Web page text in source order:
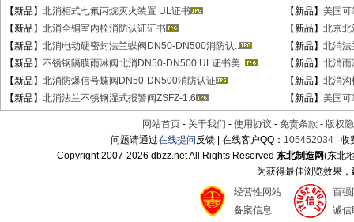
【新品】 北消柜式七氟丙烷灭火装置 UL证书 【新品】 美国可
【新品】 北消全铜室内栓消防认证证书 【新品】 北京
【新品】 北消电动硬密封法兰蝶阀DN50-DN500消防认.. 【新品】 北消法
【新品】 不锈钢隔膜雨淋阀北消DN50-DN500 UL证书美.. 【新品】 北消
【新品】 北消防爆信号蝶阀DN50-DN500消防认证 【新品】 北消沟
【新品】 北消法兰不锈钢湿式报警阀ZSFZ-1.6 【新品】 美国可
网站首页 - 关于我们 - 使用协议 - 免责条款 - 版权
问题请通过在线提问反馈 | 在线客户QQ： 105452034 |
Copyright 2007-2026 dbzz.net All Rights Reserved东北制造网(东北
为获得最佳浏览效果
经营性网站
备案信息
百强
诚信